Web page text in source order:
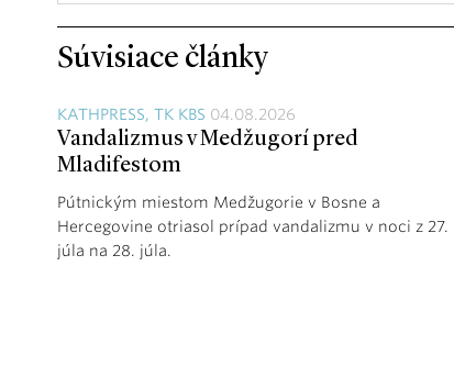
Súvisiace články
KATHPRESS, TK KBS 04.08.2026
Vandalizmus v Medžugorí pred
Mladifestom
Pútnickým miestom Medžugorie v Bosne a
Hercegovine otriasol prípad vandalizmu v noci z 27.
júla na 28. júla.